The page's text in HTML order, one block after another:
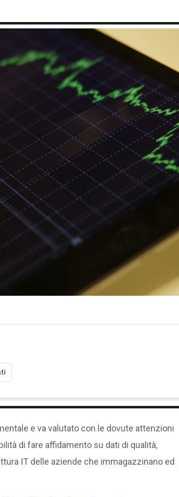
e va valutato con le dovute attenzioni
di fare affidamento su dati di qualità,
IT delle aziende che immagazzinano ed
B
big data B
Cittadinanza digitale C